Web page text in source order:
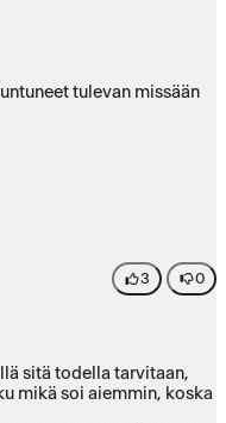
tulevan missään
3 0
sitä todella tarvitaan,
mikä soi aiemmin, koska